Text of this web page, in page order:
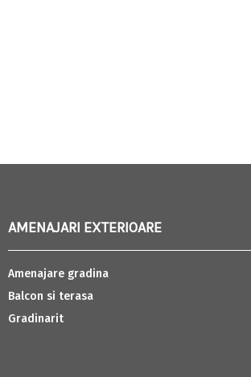
AMENAJARI EXTERIOARE
Amenajare gradina
Balcon si terasa
Gradinarit